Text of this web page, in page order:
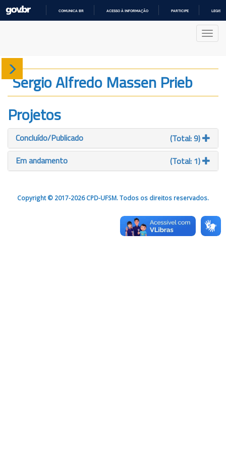
COMUNICA BR ACESSO À INFORMAÇÃO PARTICIPE
Sobre
Produção
Projetos
Gráficos
Sergio Alfredo Massen Prieb
Projetos
Concluído/Publicado
(Total: 9)
Em andamento
(Total: 1)
Copyright © 2017-2026 CPD-UFSM. Todos os direitos reservados.